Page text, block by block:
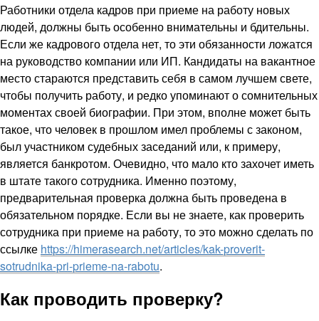
Работники отдела кадров при приеме на работу новых
людей, должны быть особенно внимательны и бдительны.
Если же кадрового отдела нет, то эти обязанности ложатся
на руководство компании или ИП. Кандидаты на вакантное
место стараются представить себя в самом лучшем свете,
чтобы получить работу, и редко упоминают о сомнительных
моментах своей биографии. При этом, вполне может быть
такое, что человек в прошлом имел проблемы с законом,
был участником судебных заседаний или, к примеру,
является банкротом. Очевидно, что мало кто захочет иметь
в штате такого сотрудника. Именно поэтому,
предварительная проверка должна быть проведена в
обязательном порядке. Если вы не знаете, как проверить
сотрудника при приеме на работу, то это можно сделать по
ссылке https://himerasearch.net/articles/kak-proverit-
sotrudnika-pri-prieme-na-rabotu.
Как проводить проверку?